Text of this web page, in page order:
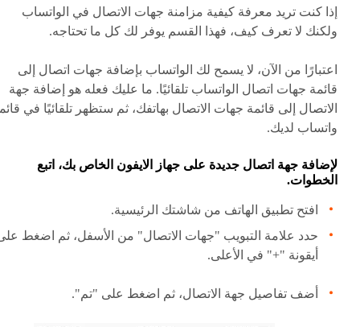
إذا كنت تريد معرفة كيفية مزامنة جهات الاتصال في الواتساب
ولكنك لا تعرف كيف، فهذا القسم يوفر لك كل ما تحتاجه.
اعتبارًا من الآن، لا يسمح لك الواتساب بإضافة جهات اتصال إلى
قائمة جهات اتصال الواتساب تلقائيًا. ما عليك فعله هو إضافة جهة
الاتصال إلى قائمة جهات الاتصال بهاتفك، ثم ستظهر تلقائيًا في
واتساب لديك.
لإضافة جهة اتصال جديدة على جهاز الايفون الخاص بك، اتبع
الخطوات.
افتح تطبيق الهاتف من شاشتك الرئيسية.
حدد علامة التبويب "جهات الاتصال" من الأسفل، ثم اضغط
أيقونة "+" في الأعلى.
أضف تفاصيل جهة الاتصال، ثم اضغط على "تم".